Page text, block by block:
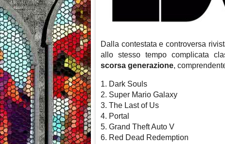
Dalla contestata e controversa
allo stesso tempo complicata
scorsa generazione,
1. Dark Souls
2. Super Mario Galaxy
3. The Last of Us
4. Portal
5. Grand Theft Auto V
6. Red Dead Redemption